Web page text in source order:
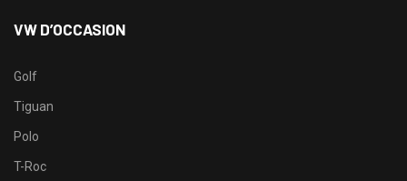
VW D’OCCASION
Golf
Tiguan
Polo
T-Roc